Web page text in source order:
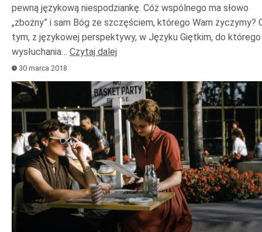
pewną językową niespodziankę. Cóż wspólnego ma słowo
„zbożny” i sam Bóg ze szczęściem, którego Wam życzymy?
tym, z językowej perspektywy, w Języku Giętkim, do którego
wysłuchania… Czytaj dalej
30 marca 2018
Odtwarzacz
plików
dźwiękowych